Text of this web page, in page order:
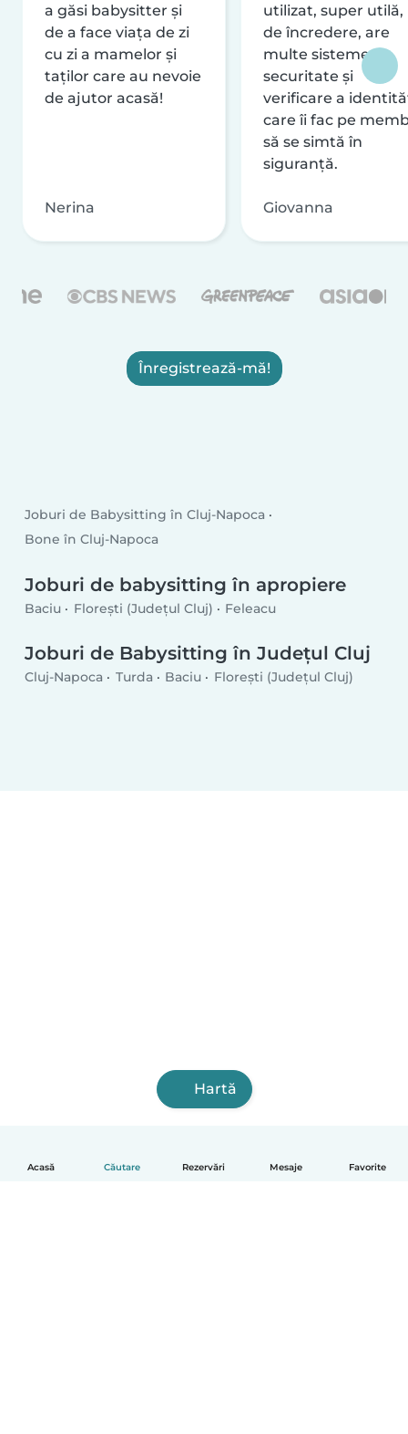
Acasă Căutare Rezervări Mesaje Favorite
a găsi babysitter și
de a face viața de zi
cu zi a mamelor și
taților care au nevoie
de ajutor acasă!
Nerina
utilizat, super utilă,
de încredere, are
multe sisteme de
securitate și
verificare a
care îi fac pe
să se simtă în
siguranță.
Giovanna
Înregistrează-mă!
Joburi de Babysitting în Cluj-Napoca
Bone în Cluj-Napoca
Joburi de babysitting în apropiere
Baciu Floreşti (Județul Cluj) Feleacu
Joburi de Babysitting în Județul Cluj
Cluj-Napoca Turda Baciu Floreşti (Județul Cluj)
Hartă